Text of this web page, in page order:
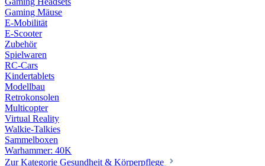
Gaming Mäuse
E-Mobilität
E-Scooter
Zubehör
Spielwaren
RC-Cars
Kindertablets
Modellbau
Retrokonsolen
Multicopter
Virtual Reality
Walkie-Talkies
Sammelboxen
Warhammer: 40K
Zur Kategorie Gesundheit & Körperpflege